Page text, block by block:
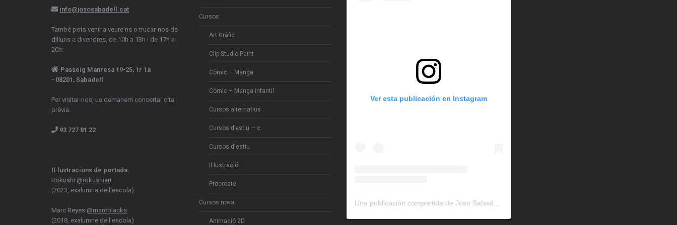
info@jososabadell.cat
També pots venir a veure'ns o trucar-nos de
dilluns a divendres, de 10h a 13h i de 17h a
20h:
Passeig Manresa 19-25, 1r 1a
- 08201, Sabadell
Per visitar-nos, us demanem concertar cita
prèvia.
93 727 81 22
Il·lustracions de portada:
Rokushi @rokushiart
(2023, exalumna de l'escola)
Marc Reyes @marcblacks
(2018, exalumne de l'escola)
Cursos
Art Gràfic
Clip Studio Paint
Còmic – Manga
Còmic – Manga infantil
Cursos alternatius
Cursos d’estiu — c
Cursos d'estiu
Il·lustració
Procreate
Cursos nova
Animació 2D
Ver esta publicación en Instagram